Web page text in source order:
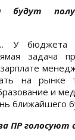
будут
У бюджета
задача
на рынке
и
ближайшего
ПР голосуют